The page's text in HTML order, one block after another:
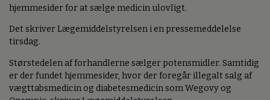
hjemmesider for at sælge medicin ulovligt.
Det skriver Lægemiddelstyrelsen i en pressemeddelelse
tirsdag.
Størstedelen af forhandlerne sælger potensmidler. Samtidig
er der fundet hjemmesider, hvor der foregår illegalt salg af
vægttabsmedicin og diabetesmedicin som Wegovy og